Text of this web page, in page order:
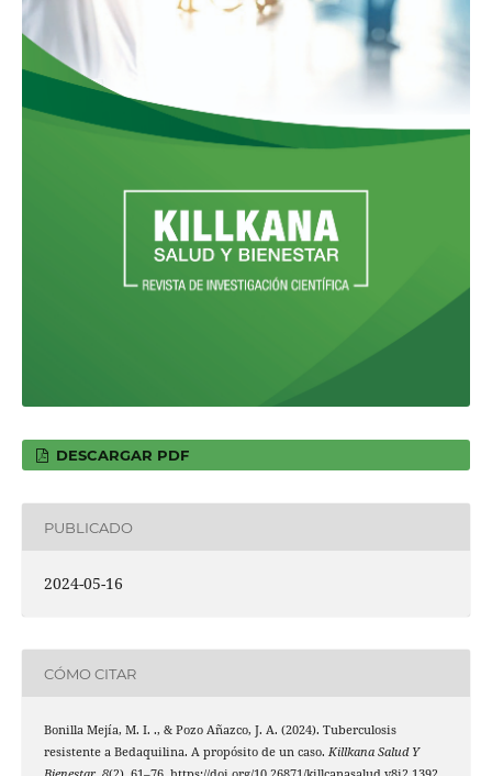
DESCARGAR PDF
PUBLICADO
2024-05-16
CÓMO CITAR
Bonilla Mejía, M. I. ., & Pozo Añazco, J. A. (2024). Tuberculosis
resistente a Bedaquilina. A propósito de un caso. Killkana Salud Y